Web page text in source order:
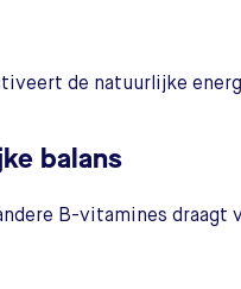
de natuurlijke
balans
B-vitamines draagt